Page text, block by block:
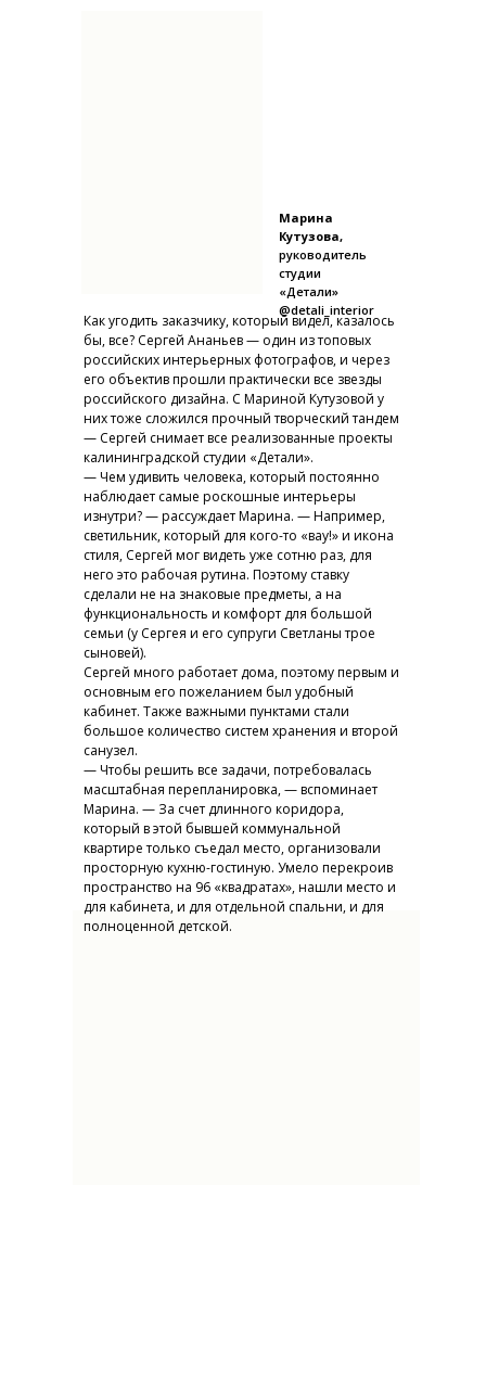
Марина
Кутузова,
руководитель
студии
«Детали»
@detali_interior
Как угодить заказчику, который видел, казалось
бы, все? Сергей Ананьев — один из топовых
российских интерьерных фотографов, и через
его объектив прошли практически все звезды
российского дизайна. С Мариной Кутузовой у
них тоже сложился прочный творческий тандем
— Сергей снимает все реализованные проекты
калининградской студии «Детали».
— Чем удивить человека, который постоянно
наблюдает самые роскошные интерьеры
изнутри? — рассуждает Марина. — Например,
светильник, который для кого-то «вау!» и икона
стиля, Сергей мог видеть уже сотню раз, для
него это рабочая рутина. Поэтому ставку
сделали не на знаковые предметы, а на
функциональность и комфорт для большой
семьи (у Сергея и его супруги Светланы трое
сыновей).
Сергей много работает дома, поэтому первым и
основным его пожеланием был удобный
кабинет. Также важными пунктами стали
большое количество систем хранения и второй
санузел.
— Чтобы решить все задачи, потребовалась
масштабная перепланировка, — вспоминает
Марина. — За счет длинного коридора,
который в этой бывшей коммунальной
квартире только съедал место, организовали
просторную кухню-гостиную. Умело перекроив
пространство на 96 «квадратах», нашли место и
для кабинета, и для отдельной спальни, и для
полноценной детской.